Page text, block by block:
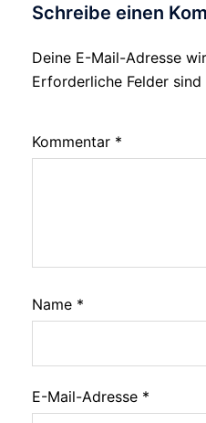
Schreibe einen
Deine E-Mail-Adresse
Erforderliche Felder sind
Kommentar *
Name *
E-Mail-Adresse *